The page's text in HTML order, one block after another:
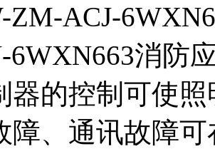
ZM-ACJ-
6WXN663消防
器的控制可使
障、通讯故障